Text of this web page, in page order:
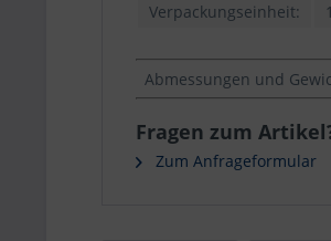
Verpackungseinheit:
Abmessungen und
Fragen zum
Zum Anfrageformular